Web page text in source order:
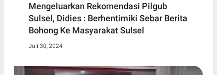
Mengeluarkan Rekomendasi Pilgub
Sulsel, Didies : Berhentimiki Sebar Berita
Bohong Ke Masyarakat Sulsel
Juli 30, 2024